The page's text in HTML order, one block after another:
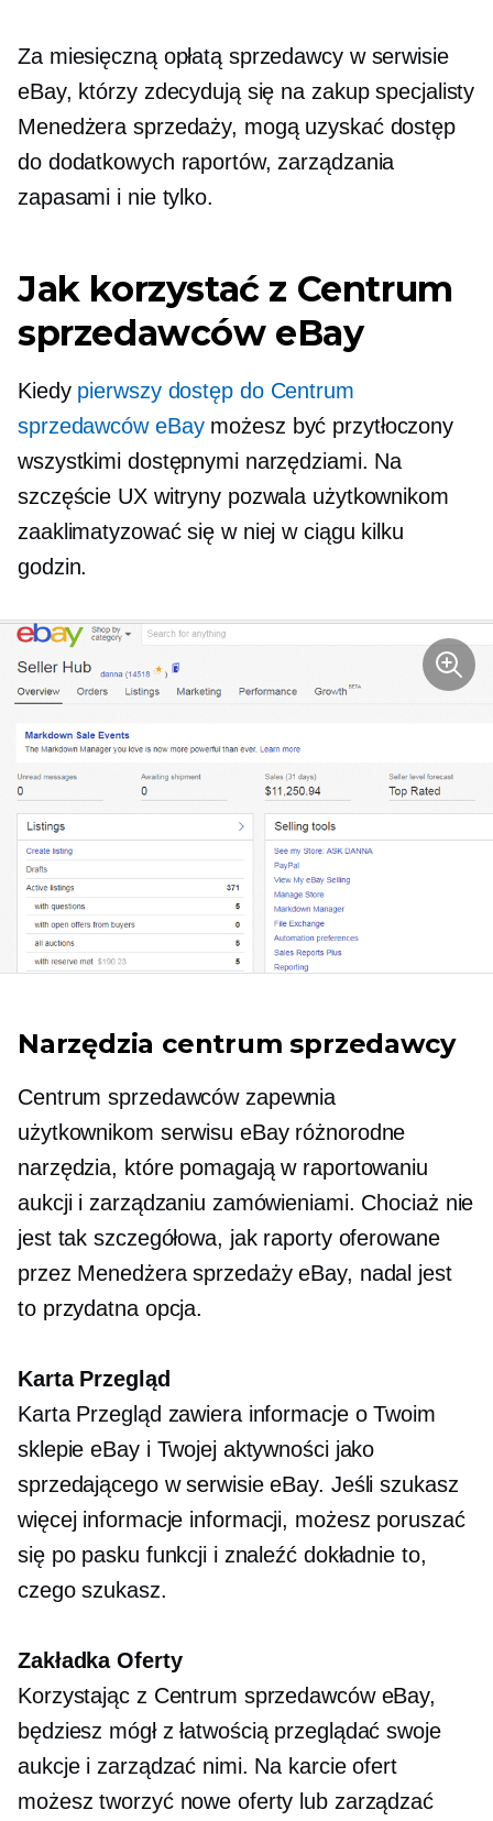
Za miesięczną opłatą sprzedawcy w serwisie
eBay, którzy zdecydują się na zakup specjalisty
Menedżera sprzedaży, mogą uzyskać dostęp
do dodatkowych raportów, zarządzania
zapasami i nie tylko.
Jak korzystać z Centrum
sprzedawców eBay
Kiedy pierwszy dostęp do Centrum
sprzedawców eBaymożesz być przytłoczony
wszystkimi dostępnymi narzędziami. Na
szczęście UX witryny pozwala użytkownikom
zaaklimatyzować się w niej w ciągu kilku
godzin.
Narzędzia centrum sprzedawcy
Centrum sprzedawców zapewnia
użytkownikom serwisu eBay różnorodne
narzędzia, które pomagają w raportowaniu
aukcji i zarządzaniu zamówieniami. Chociaż nie
jest tak szczegółowa, jak raporty oferowane
przez Menedżera sprzedaży eBay, nadal jest
to przydatna opcja.
Karta Przegląd
Karta Przegląd zawiera informacje o Twoim
sklepie eBay i Twojej aktywności jako
sprzedającego w serwisie eBay. Jeśli szukasz
więcej informacje informacji, możesz poruszać
się po pasku funkcji i znaleźć dokładnie to,
czego szukasz.
Zakładka Oferty
Korzystając z Centrum sprzedawców eBay,
będziesz mógł z łatwością przeglądać swoje
aukcje i zarządzać nimi. Na karcie ofert
możesz tworzyć nowe oferty lub zarządzać